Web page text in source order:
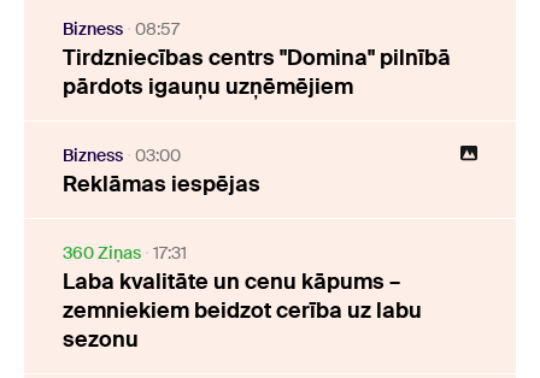
Bizness 08:57
Tirdzniecības centrs "Domina" pilnībā
pārdots igauņu uzņēmējiem
Bizness 03:00
Reklāmas iespējas
360 Ziņas 17:31
Laba kvalitāte un cenu kāpums –
zemniekiem beidzot cerība uz labu
sezonu